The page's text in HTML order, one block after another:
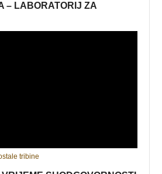
– LABORATORIJ ZA
tribine